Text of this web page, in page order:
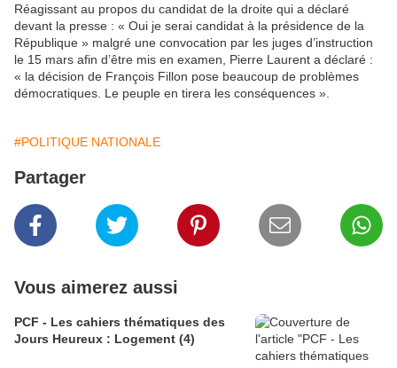
Réagissant au propos du candidat de la droite qui a déclaré
devant la presse : « Oui je serai candidat à la présidence de la
République » malgré une convocation par les juges d’instruction
le 15 mars afin d’être mis en examen, Pierre Laurent a déclaré :
« la décision de François Fillon pose beaucoup de problèmes
démocratiques. Le peuple en tirera les conséquences ».
#POLITIQUE NATIONALE
Partager
Vous aimerez aussi
PCF - Les cahiers thématiques des
Jours Heureux : Logement (4)